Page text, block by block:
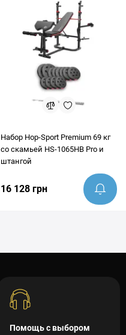
Набор Hop-Sport Premium 69 кг
со скамьей HS-1065HB Pro и
штангой
16 128 грн
Помощь с выбором